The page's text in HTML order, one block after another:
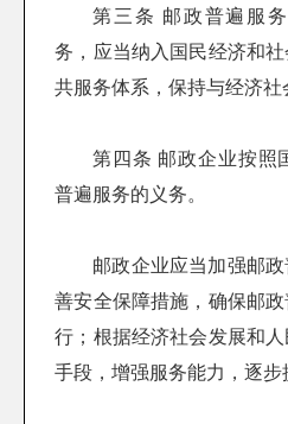
第三条 邮政普遍服
务，应当纳入国民经济和
共服务体系，保持与经济社
第四条 邮政企业按照
普遍服务的义务。
邮政企业应当加强邮
善安全保障措施，确保邮
行；根据经济社会发展和
手段，增强服务能力，逐步